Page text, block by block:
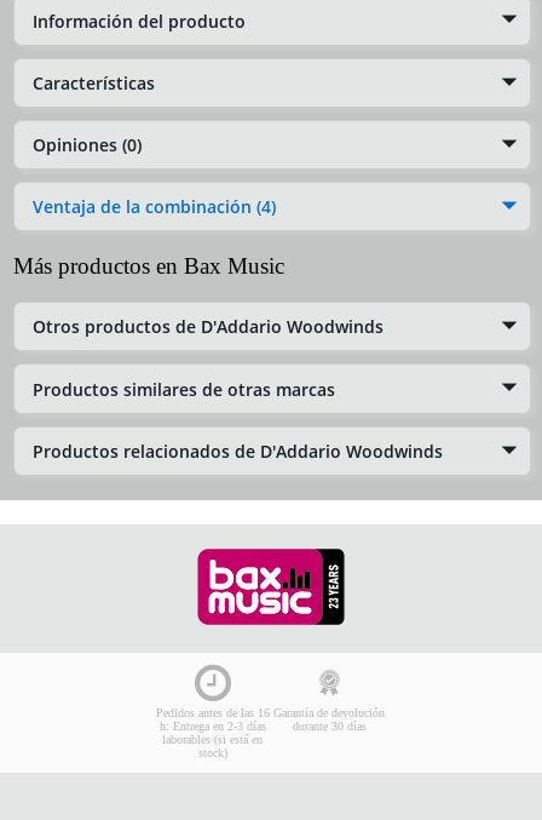
Información del producto
Características
Opiniones (0)
Ventaja de la combinación (4)
Más productos en Bax Music
Otros productos de D'Addario Woodwinds
Productos similares de otras marcas
Productos relacionados de D'Addario Woodwinds
Pedidos antes de las 16
h: Entrega en 2-3 días
laborables (si está en
stock)
Garantía de devolución
durante 30 días